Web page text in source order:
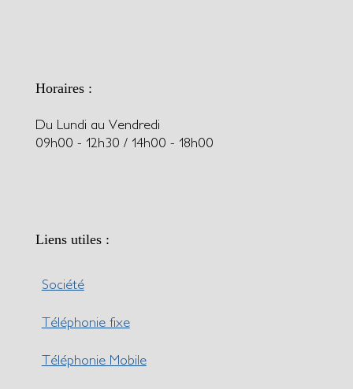
Horaires :
Du Lundi au Vendredi
09h00 - 12h30 / 14h00 - 18h00
Liens utiles :
Société
Téléphonie fixe
Téléphonie Mobile